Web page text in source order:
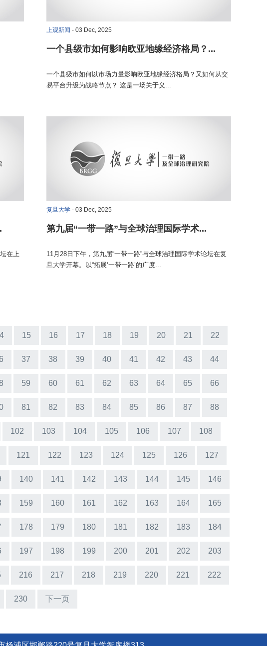
上观新闻 - 03 Dec, 2025
一个县级市如何影响欧亚地缘经济格局？...
一个县级市如何以市场力量影响欧亚地缘经济格局？又如何从交
易平台升级为战略节点？ 这是一场关于义...
在上
复旦大学 - 03 Dec, 2025
第九届“一带一路”与全球治理国际学术...
11月28日下午，第九届“一带一路”与全球治理国际学术论坛在复
旦大学开幕。以“拓展‘一带一路’的广度...
15 16 17 18 19 20 21 22
37 38 39 40 41 42 43 44
59 60 61 62 63 64 65 66
81 82 83 84 85 86 87 88
102 103 104 105 106 107 108
121 122 123 124 125 126 127
140 141 142 143 144 145 146
159 160 161 162 163 164 165
178 179 180 181 182 183 184
197 198 199 200 201 202 203
216 217 218 219 220 221 222
230 下一页